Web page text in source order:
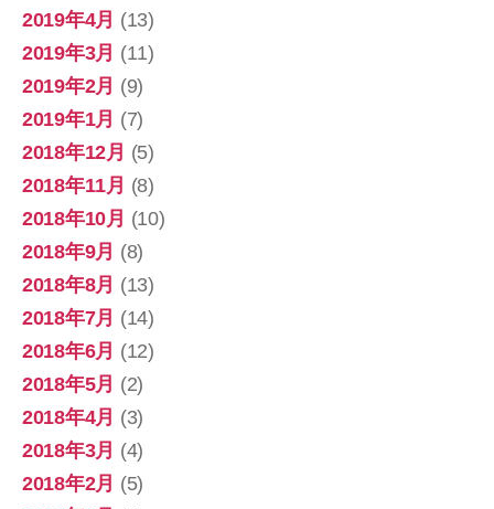
2019年4月 (13)
2019年3月 (11)
2019年2月 (9)
2019年1月 (7)
2018年12月 (5)
2018年11月 (8)
2018年10月 (10)
2018年9月 (8)
2018年8月 (13)
2018年7月 (14)
2018年6月 (12)
2018年5月 (2)
2018年4月 (3)
2018年3月 (4)
2018年2月 (5)